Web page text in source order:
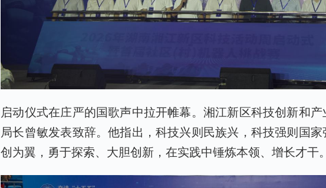
启动仪式在庄严的国歌声中拉开帷幕。湘江新区科技创新和产
局长曾敏发表致辞。他指出，科技兴则民族兴，科技强则国
创为翼，勇于探索、大胆创新，在实践中锤炼本领、增长才干。